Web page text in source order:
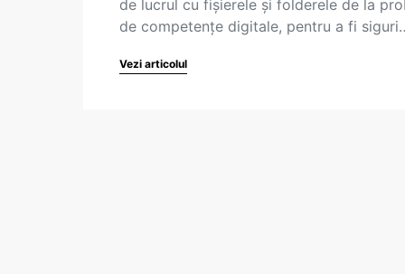
de lucrul cu fișierele și folderele de la
de competențe digitale, pentru a fi
Vezi articolul